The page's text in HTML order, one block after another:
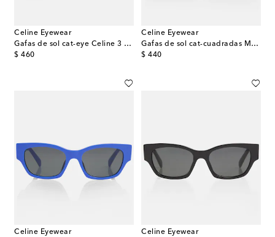
Celine Eyewear
Gafas de sol cat-eye Celine 3 Dots
$ 460
original price
Celine Eyewear
Gafas de sol cat-cuadradas Monochroms
$ 440
original price
Celine Eyewear
Celine Eyewear